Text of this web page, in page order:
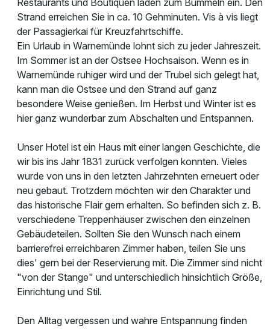
Restaurants und Boutiquen laden zum Bummeln ein. Den
Strand erreichen Sie in ca. 10 Gehminuten. Vis à vis liegt
der Passagierkai für Kreuzfahrtschiffe.
Ein Urlaub in Warnemünde lohnt sich zu jeder Jahreszeit.
Im Sommer ist an der Ostsee Hochsaison. Wenn es in
Warnemünde ruhiger wird und der Trubel sich gelegt hat,
kann man die Ostsee und den Strand auf ganz
besondere Weise genießen. Im Herbst und Winter ist es
hier ganz wunderbar zum Abschalten und Entspannen.
Unser Hotel ist ein Haus mit einer langen Geschichte, die
wir bis ins Jahr 1831 zurück verfolgen konnten. Vieles
wurde von uns in den letzten Jahrzehnten erneuert oder
neu gebaut. Trotzdem möchten wir den Charakter und
das historische Flair gern erhalten. So befinden sich z. B.
verschiedene Treppenhäuser zwischen den einzelnen
Gebäudeteilen. Sollten Sie den Wunsch nach einem
barrierefrei erreichbaren Zimmer haben, teilen Sie uns
dies' gern bei der Reservierung mit. Die Zimmer sind nicht
"von der Stange" und unterschiedlich hinsichtlich Größe,
Einrichtung und Stil.
Den Alltag vergessen und wahre Entspannung finden